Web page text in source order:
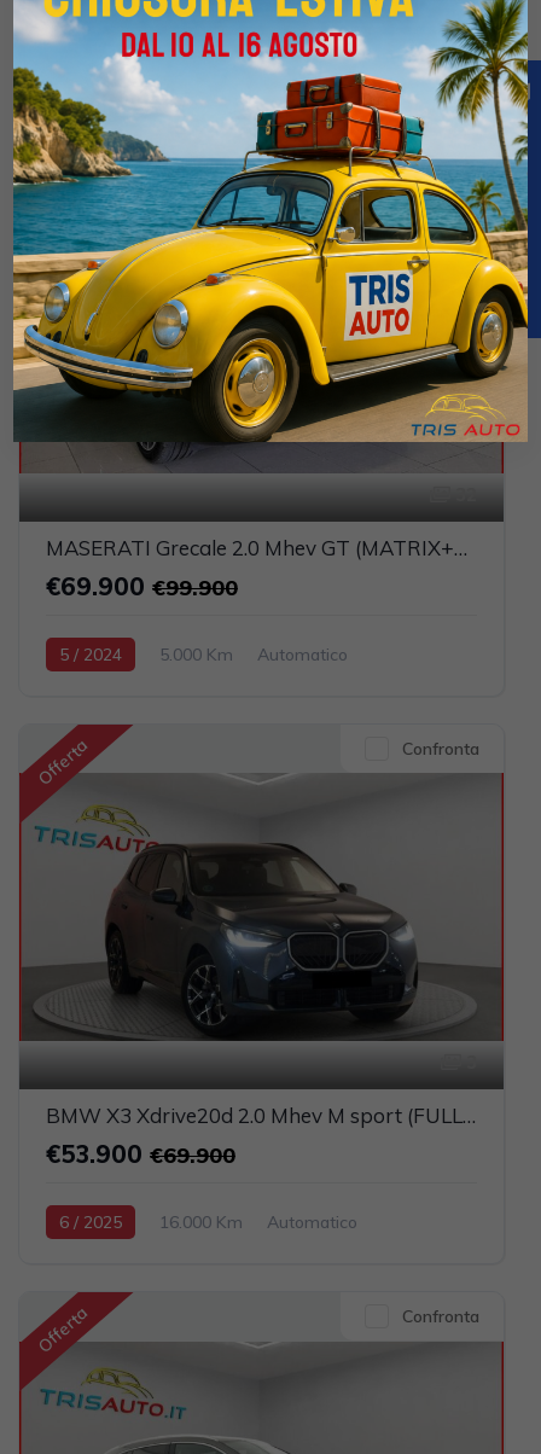
€77.900€118.900
1 / 2025 85.000 Km
Automatico
Elettrica-Diesel
Grigio scuro
5-porte
2993cc 340CV / 250KW
Offerta Confronta
MASERATI Grecale 2.0 Mhev GT (MATRIX+PELLE+NAVI)
€69.900 €99.900
5 / 2024 5.000 Km
Automatico
1995cc 300CV / 221KW
Offerta Confronta
BMW X3 Xdrive20d 2.0 Mhev M sport (FULL LED+PELLE)
€53.900 €69.900
6 / 2025 16.000 Km
Automatico
1995cc 190CV / 140KW
Offerta Confronta